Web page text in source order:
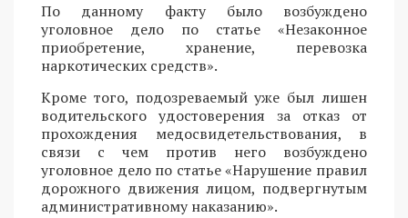
По данному факту было возбуждено
уголовное дело по статье «Незаконное
приобретение, хранение, перевозка
наркотических средств».
Кроме того, подозреваемый уже был лишен
водительского удостоверения за отказ от
прохождения медосвидетельствования, в
связи с чем против него возбуждено
уголовное дело по статье «Нарушение правил
дорожного движения лицом, подвергнутым
административному наказанию».